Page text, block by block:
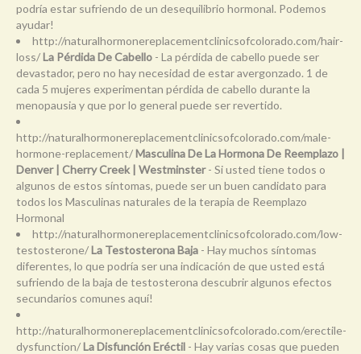
podría estar sufriendo de un desequilibrio hormonal. Podemos
ayudar!
http://naturalhormonereplacementclinicsofcolorado.com/hair-
loss/La Pérdida De Cabello - La pérdida de cabello puede ser
devastador, pero no hay necesidad de estar avergonzado. 1 de
cada 5 mujeres experimentan pérdida de cabello durante la
menopausia y que por lo general puede ser revertido.
http://naturalhormonereplacementclinicsofcolorado.com/male-
hormone-replacement/Masculina De La Hormona De Reemplazo |
Denver | Cherry Creek | Westminster- Si usted tiene todos o
algunos de estos síntomas, puede ser un buen candidato para
todos los Masculinas naturales de la terapia de Reemplazo
Hormonal
http://naturalhormonereplacementclinicsofcolorado.com/low-
testosterone/La Testosterona Baja - Hay muchos síntomas
diferentes, lo que podría ser una indicación de que usted está
sufriendo de la baja de testosterona descubrir algunos efectos
secundarios comunes aquí!
http://naturalhormonereplacementclinicsofcolorado.com/erectile-
dysfunction/La Disfunción Eréctil - Hay varias cosas que pueden